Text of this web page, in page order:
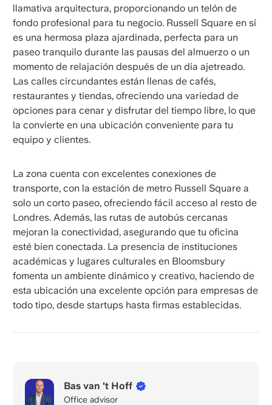
llamativa arquitectura, proporcionando un telón de
fondo profesional para tu negocio. Russell Square en sí
es una hermosa plaza ajardinada, perfecta para un
paseo tranquilo durante las pausas del almuerzo o un
momento de relajación después de un día ajetreado.
Las calles circundantes están llenas de cafés,
restaurantes y tiendas, ofreciendo una variedad de
opciones para cenar y disfrutar del tiempo libre, lo que
la convierte en una ubicación conveniente para tu
equipo y clientes.
La zona cuenta con excelentes conexiones de
transporte, con la estación de metro Russell Square a
solo un corto paseo, ofreciendo fácil acceso al resto de
Londres. Además, las rutas de autobús cercanas
mejoran la conectividad, asegurando que tu oficina
esté bien conectada. La presencia de instituciones
académicas y lugares culturales en Bloomsbury
fomenta un ambiente dinámico y creativo, haciendo de
esta ubicación una excelente opción para empresas de
todo tipo, desde startups hasta firmas establecidas.
Bas van 't Hoff
Office advisor